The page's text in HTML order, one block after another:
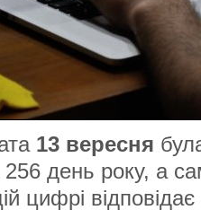
13 вересня
день року, а
цифрі